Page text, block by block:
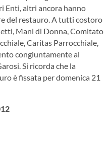
Enti, altri ancora hanno
del restauro. A tutti costoro
Mani di Donna, Comitato
Caritas Parrocchiale,
congiuntamente al
Si ricorda che la
è fissata per domenica 21